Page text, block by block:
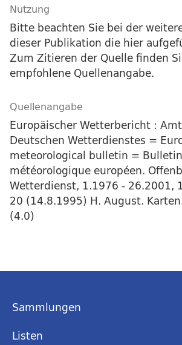
Nutzung
Bitte beachten Sie bei der
dieser Publikation die hier
Zum Zitieren der Quelle finden
empfohlene Quellenangabe.
Quellenangabe
Europäischer Wetterbericht :
Deutschen Wetterdienstes =
meteorological bulletin = Bulletin
météorologique européen.
Wetterdienst, 1.1976 - 26.2001,
20 (14.8.1995) H. August.
(4.0)
Sammlungen
Listen